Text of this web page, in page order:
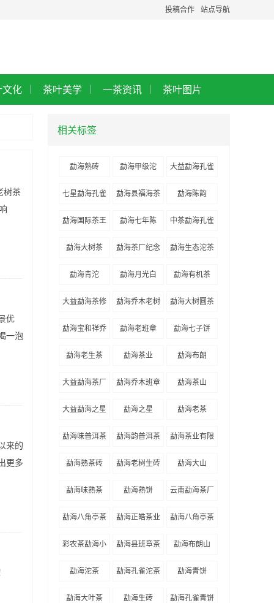
站点导航
投稿合作
文化 茶叶美学 一茶资讯 茶叶图片
树茶
优
一泡
来的
更多
相关标签
勐海熟砖 勐海甲级沱 大益勐海孔雀
七星勐海孔雀 勐海县福海茶 勐海陈韵
勐海国际茶王 勐海七年陈 中茶勐海孔雀
勐海大树茶 勐海茶厂纪念 勐海生态沱茶
勐海青沱 勐海月光白 勐海有机茶
大益勐海茶修 勐海乔木老树 勐海大树圆茶
勐海宝和祥乔 勐海老班章 勐海七子饼
勐海老生茶 勐海茶业 勐海布朗
大益勐海茶厂 勐海乔木班章 勐海茶山
大益勐海之星 勐海之星 勐海老茶
勐海味普洱茶 勐海韵普洱茶 勐海茶业有限
勐海熟茶砖
勐海老树生砖 勐海大山
勐海味熟茶 勐海熟饼 云南勐海茶厂
勐海八角亭茶 勐海正皓茶业 勐海八角亭茶
彩农茶勐海小
勐海县班章茶 勐海布朗山
勐海沱茶 勐海孔雀沱茶 勐海青饼
勐海大叶茶 勐海生砖 勐海孔雀青饼